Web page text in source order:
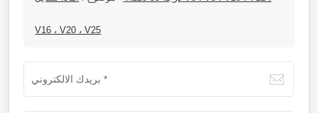
V16 ، V20 ، V25